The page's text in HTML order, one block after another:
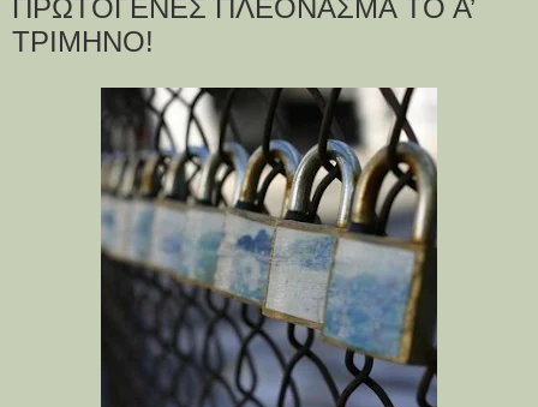
ΠΡΩΤΟΓΕΝΕΣ ΠΛΕΟΝΑΣΜΑ ΤΟ Α’
ΤΡΙΜΗΝΟ!